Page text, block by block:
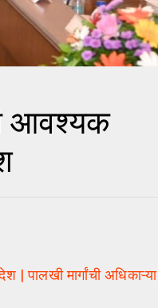
आवश्यक
पालखी मार्गांची अधिकाऱ्या